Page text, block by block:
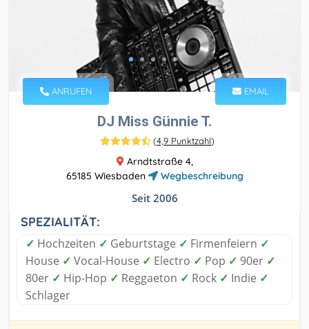
ANRUFEN EMAIL
DJ Miss Günnie T.
(4,9 Punktzahl)
Arndtstraße 4,
65185 Wiesbaden
Wegbeschreibung
Seit 2006
SPEZIALITÄT:
✓ Hochzeiten ✓ Geburtstage ✓ Firmenfeiern ✓
House ✓ Vocal-House ✓ Electro ✓ Pop ✓ 90er ✓
80er ✓ Hip-Hop ✓ Reggaeton ✓ Rock ✓ Indie ✓
Schlager